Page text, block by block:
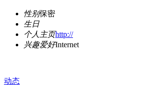
性别保密
生日
个人主页http://
兴趣爱好Internet
动态